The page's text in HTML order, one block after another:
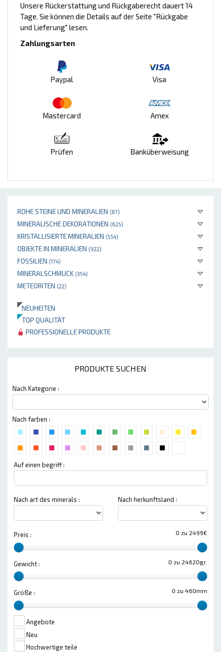
ROHE STEINE UND MINERALIEN (87)
MINERALISCHE DEKORATIONEN (625)
KRISTALLISIERTE MINERALIEN (554)
OBJEKTE IN MINERALIEN (922)
FOSSILIEN (174)
MINERALSCHMUCK (354)
METEORITEN (22)
NEUHEITEN
TOP QUALITÄT
PROFESSIONELLE PRODUKTE
PRODUKTE SUCHEN
Nach Kategorie :
Nach farben :
Auf einen begriff :
Nach art des minerals : Nach herkunftsland :
0 zu 2499€
Preis :
0 zu 24620gr.
Gewicht :
0 zu 460mm
Größe :
Angebote
Neu
Hochwertige teile
Unsere Rückerstattung und Rückgaberecht dauert 14
Tage. Sie können die Details auf der Seite "Rückgabe
und Lieferung" lesen.
Zahlungsarten
Paypal Visa
Mastercard Amex
Prüfen Banküberweisung